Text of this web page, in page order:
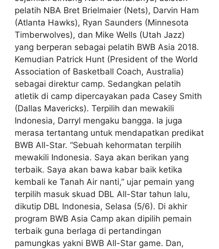
pelatih NBA Bret Brielmaier (Nets), Darvin Ham
(Atlanta Hawks), Ryan Saunders (Minnesota
Timberwolves), dan Mike Wells (Utah Jazz)
yang berperan sebagai pelatih BWB Asia 2018.
Kemudian Patrick Hunt (President of the World
Association of Basketball Coach, Australia)
sebagai direktur camp. Sedangkan pelatih
atletik di camp dipercayakan pada Casey Smith
(Dallas Mavericks). Terpilih dan mewakili
Indonesia, Darryl mengaku bangga. Ia juga
merasa tertantang untuk mendapatkan predikat
BWB All-Star. “Sebuah kehormatan terpilih
mewakili Indonesia. Saya akan berikan yang
terbaik. Saya akan bawa kabar baik ketika
kembali ke Tanah Air nanti,” ujar pemain yang
terpilih masuk skuad DBL All-Star tahun lalu,
dikutip DBL Indonesia, Selasa (5/6). Di akhir
program BWB Asia Camp akan dipilih pemain
terbaik guna berlaga di pertandingan
pamungkas yakni BWB All-Star game. Dan,